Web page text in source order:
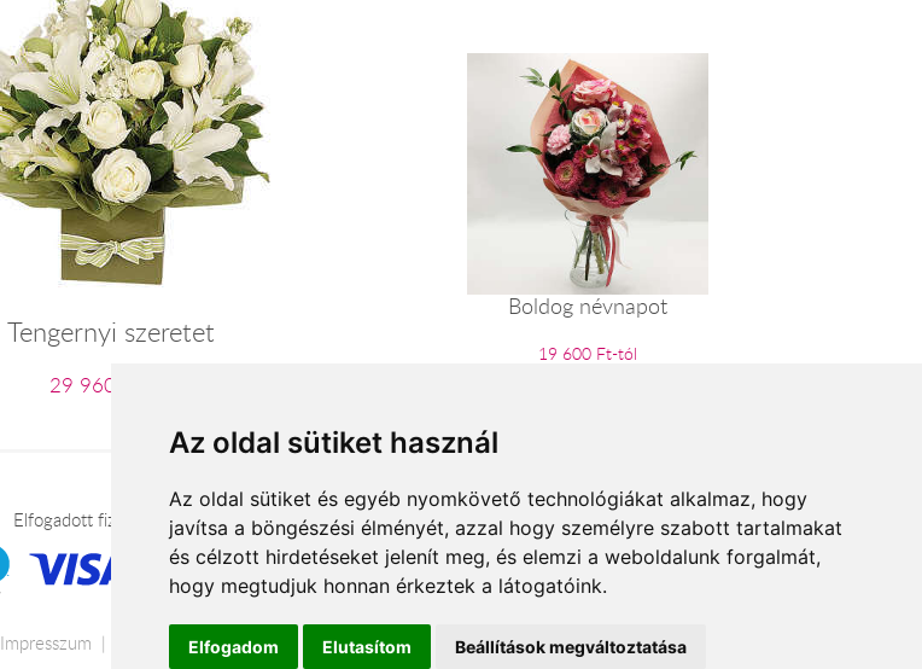
Az oldal sütiket használ
Az oldal sütiket és egyéb nyomkövető technológiákat alkalmaz, hogy
javítsa a böngészési élményét, azzal hogy személyre szabott tartalmakat
és célzott hirdetéseket jelenít meg, és elemzi a weboldalunk forgalmát,
hogy megtudjuk honnan érkeztek a látogatóink.
Elfogadom Elutasítom Beállítások megváltoztatása
Tengernyi szeretet
29 960 Ft-tól
Boldog névnapot
19 600 Ft-tól
Elfogadott fizetési módok
Impresszum Adatkezelési tájékoztató